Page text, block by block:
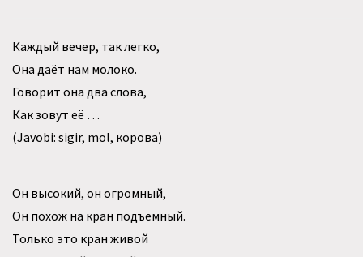
Каждый вечер, так легко,
Она даёт нам молоко.
Говорит она два слова,
Как зовут её …
(Javobi: sigir, mol, корова)
Он высокий, он огромный,
Он похож на кран подъемный.
Только это кран живой